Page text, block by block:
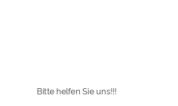
Bitte helfen Sie uns!!!